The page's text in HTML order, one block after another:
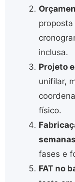
inclusa.
Projeto
unifilar,
físico.
fases e
FAT no